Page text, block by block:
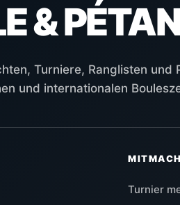
&
Turniere, Ranglisten und
und internationalen
Turnier